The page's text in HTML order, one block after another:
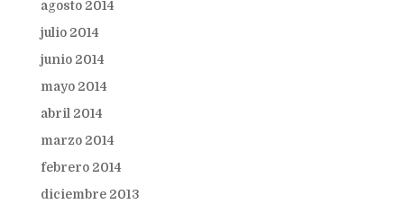
agosto 2014
julio 2014
junio 2014
mayo 2014
abril 2014
marzo 2014
febrero 2014
diciembre 2013